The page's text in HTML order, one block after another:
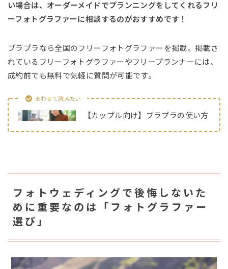
い場合は、オーダーメイドでプランニングをしてくれるフリ
ーフォトグラファーに相談するのがおすすめです！
ブラプラなら全国のフリーフォトグラファーを掲載。掲載さ
れているフリーフォトグラファーやフリープランナーには、
成約前でも無料で気軽に質問が可能です。
あわせて読みたい
【カップル向け】ブラプラの使い方
フォトウェディングで後悔しないた
めに重要なのは「フォトグラファー
選び」